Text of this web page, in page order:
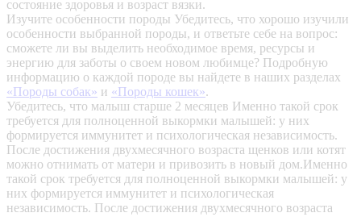
состояние здоровья и возраст вязки.
Изучите особенности породы Убедитесь, что хорошо изучили
особенности выбранной породы, и ответьте себе на вопрос:
сможете ли вы выделить необходимое время, ресурсы и
энергию для заботы о своем новом любимце? Подробную
информацию о каждой породе вы найдете в наших разделах
«Породы собак» и «Породы кошек».
Убедитесь, что малыш старше 2 месяцев Именно такой срок
требуется для полноценной выкормки малышей: у них
формируется иммунитет и психологическая независимость.
После достижения двухмесячного возраста щенков или котят
можно отнимать от матери и привозить в новый дом.Именно
такой срок требуется для полноценной выкормки малышей: у
них формируется иммунитет и психологическая
независимость. После достижения двухмесячного возраста